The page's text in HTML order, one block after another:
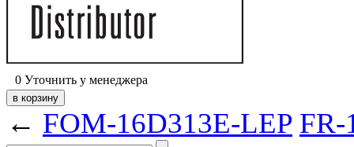
0 Уточнить у менеджера
← FOM-16D313E-LEP FR-